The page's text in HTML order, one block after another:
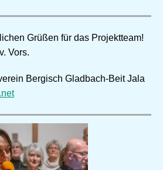
Grüßen für das Projektteam!
Vors.
Bergisch Gladbach-Beit Jala